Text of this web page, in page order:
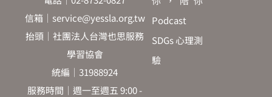
Podcast
SDGs 心理測
驗
信箱｜service@yessla.org.tw
抬頭｜社團法人台灣也思服務
學習協會
統編｜31988924
服務時間｜週一至週五 9:00 -